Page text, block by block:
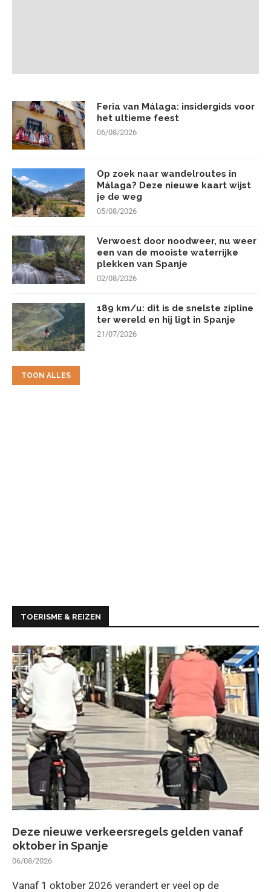
Feria van Málaga: insidergids voor
het ultieme feest
06/08/2026
Op zoek naar wandelroutes in
Málaga? Deze nieuwe kaart wijst
je de weg
05/08/2026
Verwoest door noodweer, nu weer
een van de mooiste waterrijke
plekken van Spanje
02/08/2026
189 km/u: dit is de snelste zipline
ter wereld en hij ligt in Spanje
21/07/2026
TOON ALLES
TOERISME & REIZEN
Deze nieuwe verkeersregels gelden vanaf
oktober in Spanje
06/08/2026
Vanaf 1 oktober 2026 verandert er veel op de